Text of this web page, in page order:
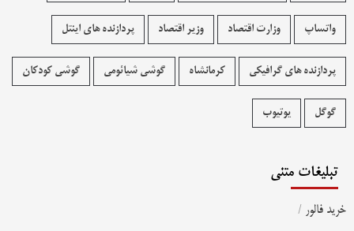
واتساپ وزارت اقتصاد وزیر اقتصاد پردازنده های اینتل
پردازنده های گرافیکی کرمانشاه گوشی شیائومی گوشی کودکان
گوگل یوتیوب
تبلیغات متنی
خرید فالور /